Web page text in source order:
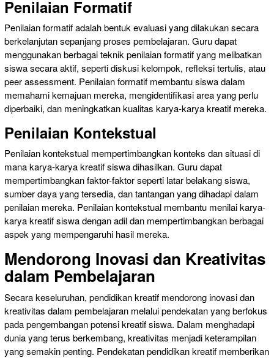
Penilaian Formatif
Penilaian formatif adalah bentuk evaluasi yang dilakukan secara
berkelanjutan sepanjang proses pembelajaran. Guru dapat
menggunakan berbagai teknik penilaian formatif yang melibatkan
siswa secara aktif, seperti diskusi kelompok, refleksi tertulis, atau
peer assessment. Penilaian formatif membantu siswa dalam
memahami kemajuan mereka, mengidentifikasi area yang perlu
diperbaiki, dan meningkatkan kualitas karya-karya kreatif mereka.
Penilaian Kontekstual
Penilaian kontekstual mempertimbangkan konteks dan situasi di
mana karya-karya kreatif siswa dihasilkan. Guru dapat
mempertimbangkan faktor-faktor seperti latar belakang siswa,
sumber daya yang tersedia, dan tantangan yang dihadapi dalam
penilaian mereka. Penilaian kontekstual membantu menilai karya-
karya kreatif siswa dengan adil dan mempertimbangkan berbagai
aspek yang mempengaruhi hasil mereka.
Mendorong Inovasi dan Kreativitas
dalam Pembelajaran
Secara keseluruhan, pendidikan kreatif mendorong inovasi dan
kreativitas dalam pembelajaran melalui pendekatan yang berfokus
pada pengembangan potensi kreatif siswa. Dalam menghadapi
dunia yang terus berkembang, kreativitas menjadi keterampilan
yang semakin penting. Pendekatan pendidikan kreatif memberikan